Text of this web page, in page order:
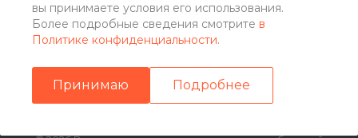
вы принимаете условия его использования.
Более подробные сведения смотрите в
Политике конфиденциальности.
Принимаю Подробнее